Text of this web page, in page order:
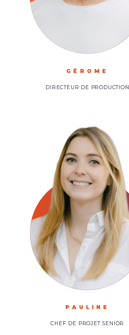
GÉROME
DIRECTEUR DE PRODUCTION
PAULINE
CHEF DE PROJET SENIOR